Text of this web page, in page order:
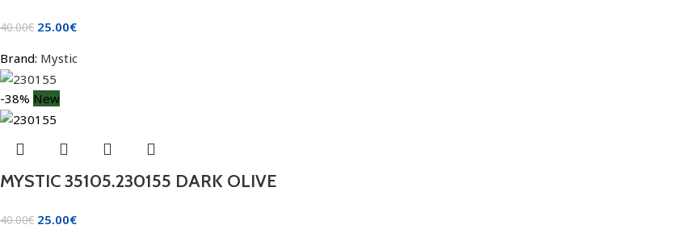
40.00€ 25.00€
Brand: Mystic
-38% New
MYSTIC 35105.230155 DARK OLIVE
40.00€ 25.00€